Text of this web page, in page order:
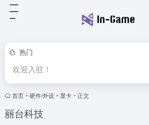
热门
欢迎入驻！
首页 • 硬件/外设 • 显卡 • 正文
丽台科技